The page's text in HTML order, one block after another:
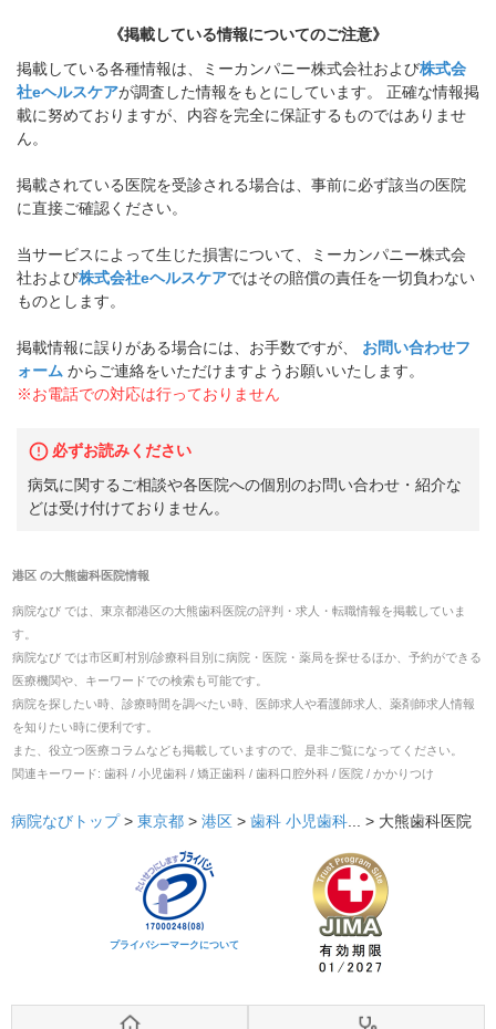
《掲載している情報についてのご注意》
掲載している各種情報は、ミーカンパニー株式会社および株式会
社eヘルスケアが調査した情報をもとにしています。 正確な情報掲
載に努めておりますが、内容を完全に保証するものではありませ
ん。
掲載されている医院を受診される場合は、事前に必ず該当の医院
に直接ご確認ください。
当サービスによって生じた損害について、ミーカンパニー株式会
社および株式会社eヘルスケアではその賠償の責任を一切負わない
ものとします。
掲載情報に誤りがある場合には、お手数ですが、
お問い合わせフ
ォーム からご連絡をいただけますようお願いいたします。
※お電話での対応は行っておりません
必ずお読みください
病気に関するご相談や各医院への個別のお問い合わせ・紹介な
どは受け付けておりません。
港区 の大熊歯科医院情報
病院なび では、 東京都港区の大熊歯科医院の評判・求人・転職情報を掲載していま
す。
病院なび では市区町村別/診療科目別に病院・医院・薬局を探せるほか、予約ができる
医療機関や、キーワードでの検索も可能です。
病院を探したい時、診療時間を調べたい時、医師求人や看護師求人、薬剤師求人情報
を知りたい時に便利です。
また、役立つ医療コラムなども掲載していますので、是非ご覧になってください。
関連キーワード: 歯科 / 小児歯科 / 矯正歯科 / 歯科口腔外科 / 医院 / かかりつけ
病院なびトップ > 東京都 > 港区 > 歯科 小児歯科 ... > 大熊歯科医院
プライバシーマークについて